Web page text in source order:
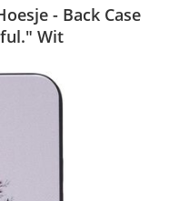
- Back Case
Wit